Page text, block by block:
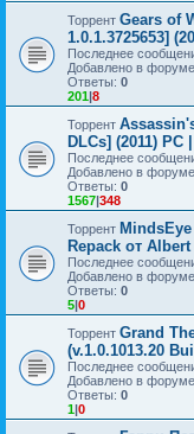
Торрент Gears of
1.0.1.3725653]
Последнее
Добавлено в форуме
Ответы: 0
201|8
Торрент
DLCs] (2011) PC
Последнее
Добавлено в форуме
Ответы: 0
1567|348
Торрент MindsEye
Repack от Albert
Последнее
Добавлено в форуме
Ответы: 0
5|0
Торрент Grand
(v.1.0.1013.20
Последнее
Добавлено в форуме
Ответы: 0
1|0